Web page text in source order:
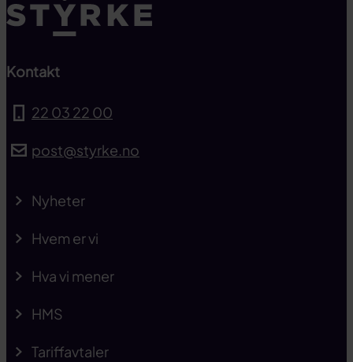
Kontakt
22 03 22 00
post@styrke.no
Nyheter
Hvem er vi
Hva vi mener
HMS
Tariffavtaler